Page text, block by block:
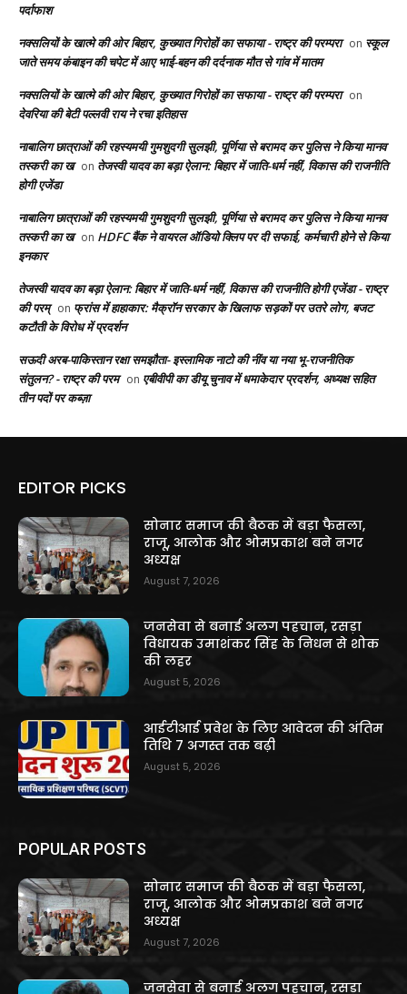
पर्दाफाश
नक्सलियों के खात्मे की ओर बिहार, कुख्यात गिरोहों का सफाया - राष्ट्र की परम्परा on स्कूल
जाते समय कंबाइन की चपेट में आए भाई-बहन की दर्दनाक मौत से गांव में मातम
नक्सलियों के खात्मे की ओर बिहार, कुख्यात गिरोहों का सफाया - राष्ट्र की परम्परा on
देवरिया की बेटी पल्लवी राय ने रचा इतिहास
नाबालिग छात्राओं की रहस्यमयी गुमशुदगी सुलझी, पूर्णिया से बरामद कर पुलिस ने किया मानव
तस्करी का ख on तेजस्वी यादव का बड़ा ऐलान: बिहार में जाति-धर्म नहीं, विकास की राजनीति
होगी एजेंडा
नाबालिग छात्राओं की रहस्यमयी गुमशुदगी सुलझी, पूर्णिया से बरामद कर पुलिस ने किया मानव
तस्करी का ख on HDFC बैंक ने वायरल ऑडियो क्लिप पर दी सफाई, कर्मचारी होने से किया
इनकार
तेजस्वी यादव का बड़ा ऐलान: बिहार में जाति-धर्म नहीं, विकास की राजनीति होगी एजेंडा - राष्ट्र
की परम् on फ्रांस में हाहाकार: मैक्रॉन सरकार के खिलाफ सड़कों पर उतरे लोग, बजट
कटौती के विरोध में प्रदर्शन
सऊदी अरब-पाकिस्तान रक्षा समझौता- इस्लामिक नाटो की नींव या नया भू-राजनीतिक
संतुलन? - राष्ट्र की परम on एबीवीपी का डीयू चुनाव में धमाकेदार प्रदर्शन, अध्यक्ष सहित
तीन पदों पर कब्ज़ा
EDITOR PICKS
सोनार समाज की बैठक में बड़ा फैसला,
राजू, आलोक और ओमप्रकाश बने नगर
अध्यक्ष
August 7, 2026
जनसेवा से बनाई अलग पहचान, रसड़ा
विधायक उमाशंकर सिंह के निधन से शोक
की लहर
August 5, 2026
आईटीआई प्रवेश के लिए आवेदन की अंतिम
तिथि 7 अगस्त तक बढ़ी
August 5, 2026
POPULAR POSTS
सोनार समाज की बैठक में बड़ा फैसला,
राजू, आलोक और ओमप्रकाश बने नगर
अध्यक्ष
August 7, 2026
जनसेवा से बनाई अलग पहचान, रसड़ा